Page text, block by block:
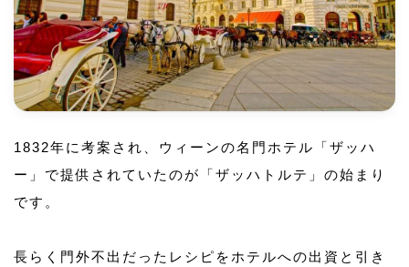
1832年に考案され、ウィーンの名門ホテル「ザッハ
ー」で提供されていたのが「ザッハトルテ」の始まり
です。
長らく門外不出だったレシピをホテルへの出資と引き